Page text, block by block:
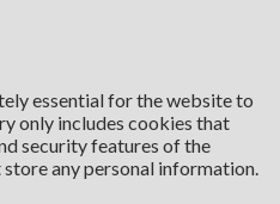
essential for the website to
only includes cookies that
security features of the
any personal information.